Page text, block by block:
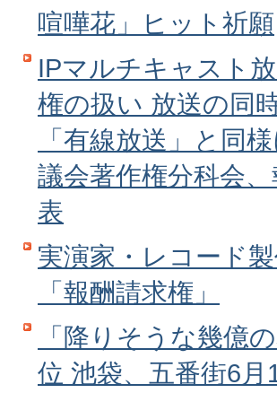
喧嘩花」ヒット祈願
IPマルチキャスト
権の扱い 放送の同
「有線放送」と同
議会著作権分科会
表
実演家・レコード
「報酬請求権」
「降りそうな幾億
位 池袋、五番街6月